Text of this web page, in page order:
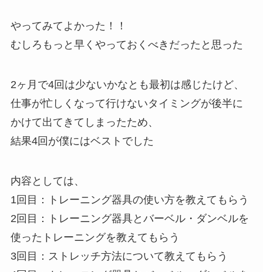
やってみてよかった！！
むしろもっと早くやっておくべきだったと思った
2ヶ月で4回は少ないかなとも最初は感じたけど、
仕事が忙しくなって行けないタイミングが後半に
かけて出てきてしまったため、
結果4回が僕にはベストでした
内容としては、
1回目：トレーニング器具の使い方を教えてもらう
2回目：トレーニング器具とバーベル・ダンベルを
使ったトレーニングを教えてもらう
3回目：ストレッチ方法について教えてもらう